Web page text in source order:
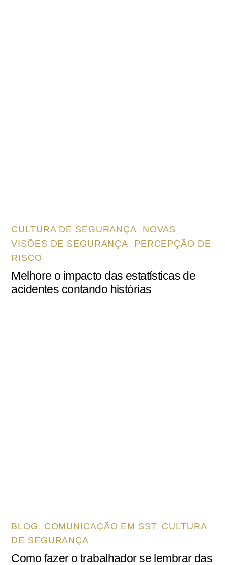
CULTURA DE SEGURANÇA
NOVAS
VISÕES DE SEGURANÇA
PERCEPÇÃO DE
RISCO
Melhore o impacto das estatísticas de
acidentes contando histórias
BLOG COMUNICAÇÃO EM SST, CULTURA
DE SEGURANÇA
Como fazer o trabalhador se lembrar das